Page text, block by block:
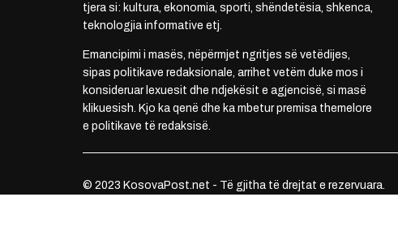
tjera si: kultura, ekonomia, sporti, shëndetësia, shkenca,
teknologjia informative etj.
Emancipimi i masës, nëpërmjet ngritjes së vetëdijes,
sipas politikave redaksionale, arrihet vetëm duke mos i
konsideruar lexuesit dhe ndjekësit e agjencisë, si masë
klikuesish. Kjo ka qenë dhe ka mbetur premisa themelore
e politikave të redaksisë.
© 2023 KosovaPost.net - Të gjitha të drejtat e rezervuara.